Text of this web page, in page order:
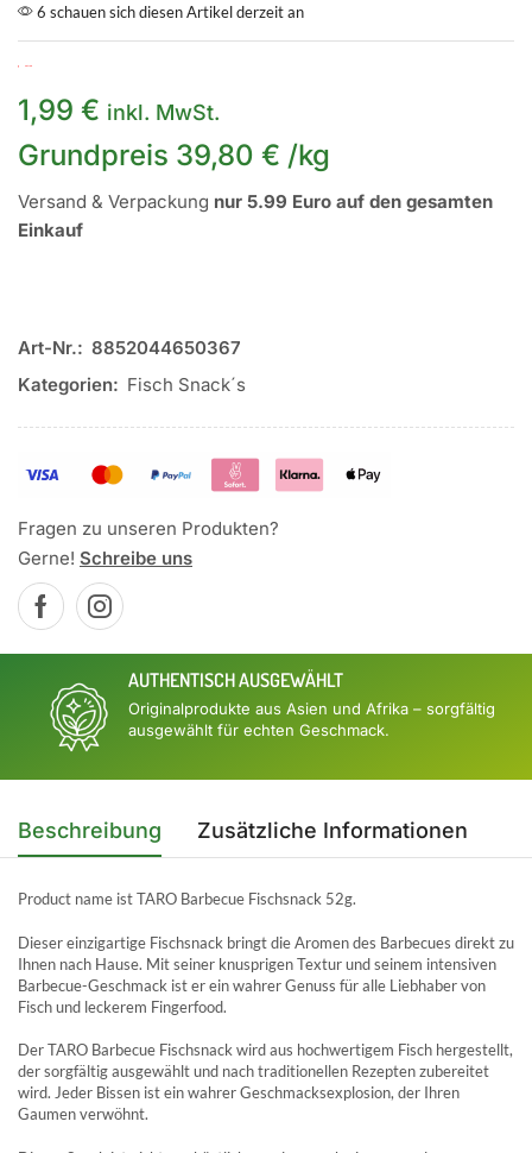
6 schauen sich diesen Artikel derzeit an
1,99 € inkl. MwSt.
Grundpreis 39,80 € /kg
Versand & Verpackung nur 5.99 Euro auf den gesamten
Einkauf
Art-Nr.: 8852044650367
Kategorien: Fisch Snack´s
Fragen zu unseren Produkten?
Gerne! Schreibe uns
AUTHENTISCH AUSGEWÄHLT
Originalprodukte aus Asien und Afrika – sorgfältig
ausgewählt für echten Geschmack.
Beschreibung Zusätzliche Informationen
Product name ist TARO Barbecue Fischsnack 52g.
Dieser einzigartige Fischsnack bringt die Aromen des Barbecues direkt zu
Ihnen nach Hause. Mit seiner knusprigen Textur und seinem intensiven
Barbecue-Geschmack ist er ein wahrer Genuss für alle Liebhaber von
Fisch und leckerem Fingerfood.
Der TARO Barbecue Fischsnack wird aus hochwertigem Fisch hergestellt,
der sorgfältig ausgewählt und nach traditionellen Rezepten zubereitet
wird. Jeder Bissen ist ein wahrer Geschmacksexplosion, der Ihren
Gaumen verwöhnt.